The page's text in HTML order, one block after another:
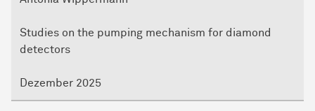
Studies on the pumping mechanism for diamond
detectors
Dezember 2025